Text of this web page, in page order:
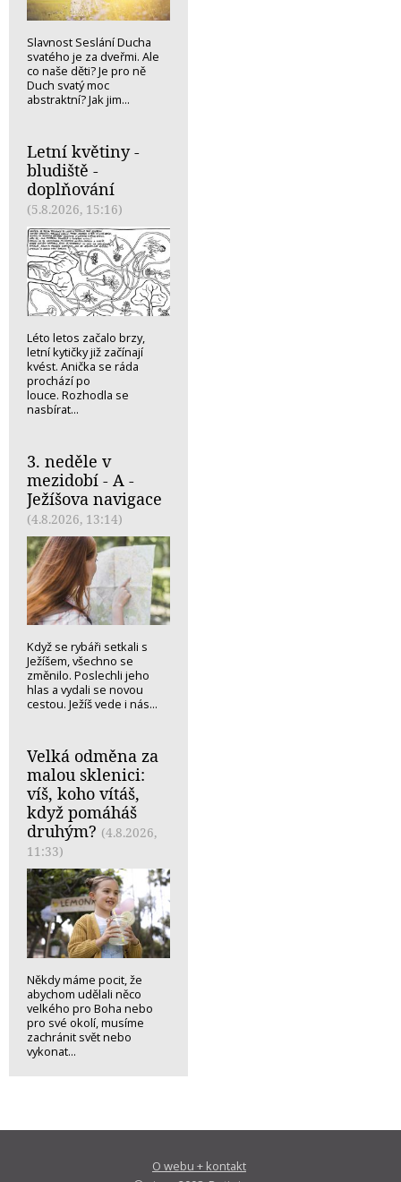
Slavnost Seslání Ducha
svatého je za dveřmi. Ale
co naše děti? Je pro ně
Duch svatý moc
abstraktní? Jak jim...
Letní květiny -
bludiště -
doplňování
(5.8.2026, 15:16)
Léto letos začalo brzy,
letní kytičky již začínají
kvést. Anička se ráda
prochází po
louce. Rozhodla se
nasbírat...
3. neděle v
mezidobí - A -
Ježíšova navigace
(4.8.2026, 13:14)
Když se rybáři setkali s
Ježíšem, všechno se
změnilo. Poslechli jeho
hlas a vydali se novou
cestou. Ježíš vede i nás...
Velká odměna za
malou sklenici:
víš, koho vítáš,
když pomáháš
druhým? (4.8.2026,
11:33)
Někdy máme pocit, že
abychom udělali něco
velkého pro Boha nebo
pro své okolí, musíme
zachránit svět nebo
vykonat...
O webu + kontakt